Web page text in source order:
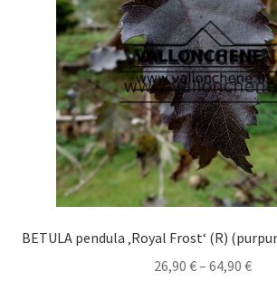
BETULA pendula ‚Royal Frost‘ (R)
26,90 €– 64,90 €